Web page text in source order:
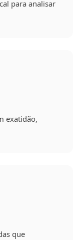
para analisar
exatidão,
que